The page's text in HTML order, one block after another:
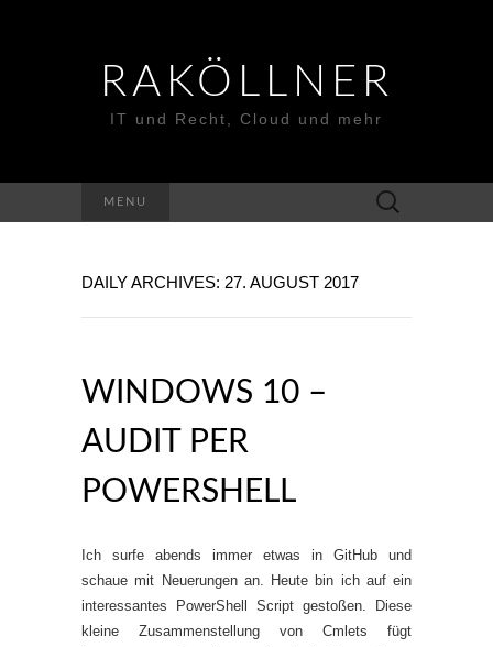
RAKÖLLNER
IT und Recht, Cloud und mehr
MENU
Suchen
nach:
DAILY ARCHIVES: 27. AUGUST 2017
WINDOWS 10 –
AUDIT PER
POWERSHELL
Ich surfe abends immer etwas in GitHub und
schaue mit Neuerungen an. Heute bin ich auf ein
interessantes PowerShell Script gestoßen. Diese
kleine Zusammenstellung von Cmlets fügt